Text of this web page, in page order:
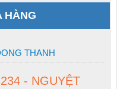
HÀNG
THANH
- NGUYỆT